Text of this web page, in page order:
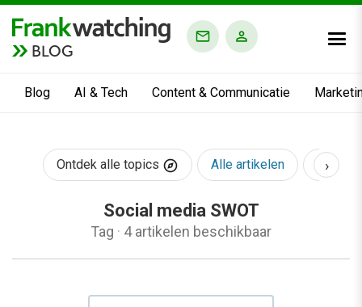
BLOG
Blog AI & Tech Content & Communicatie
Ontdek alle topics Alle artikelen AI &
›
Social media SWOT
Tag · 4 artikelen beschikbaar